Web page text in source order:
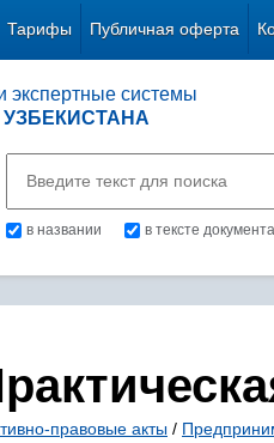
Тарифы Публичная оферта
системы
в названии в тексте документа
правовые акты /